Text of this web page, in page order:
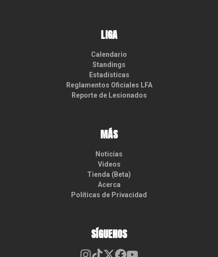
LIGA
Calendario
Standings
Estadísticas
Reglamentos Oficiales LFA
Reporte de Lesionados
MÁS
Noticias
Videos
Tienda (Beta)
Acerca
Políticas de Privacidad
SÍGUENOS